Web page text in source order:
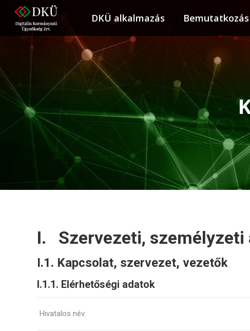
DKÜ alkalmazás Bemutatkozás
I. Szervezeti, személyzeti
I.1. Kapcsolat, szervezet, vezetők
I.1.1. Elérhetőségi adatok
Hivatalos név:
DKÜ alkalmazás